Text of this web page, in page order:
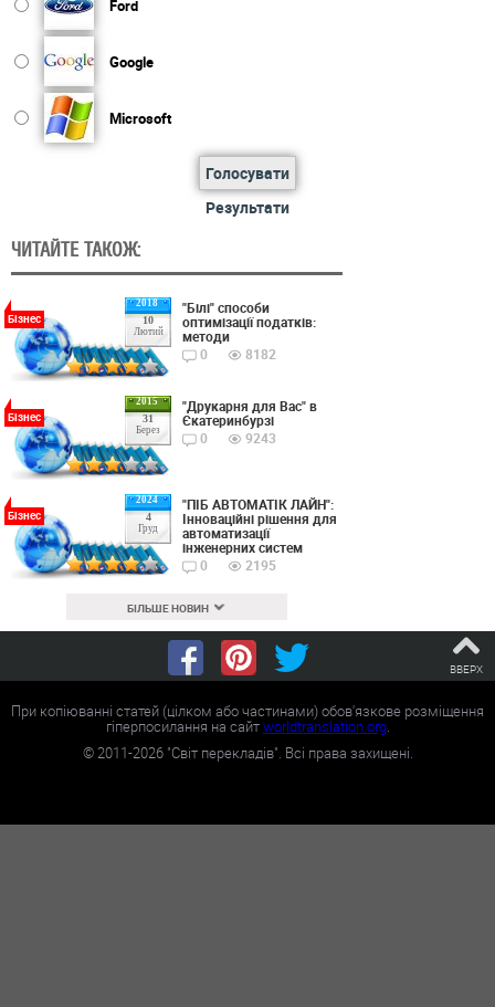
Ford
Google
Microsoft
Голосувати
Результати
ЧИТАЙТЕ ТАКОЖ:
2018
10
Лютий
Бізнес
"Білі" способи
оптимізації податків:
методи
0
8182
2015
31
Берез
Бізнес
"Друкарня для Вас" в
Єкатеринбурзі
0
9243
2024
4
Груд
Бізнес
"ПІБ АВТОМАТІК ЛАЙН":
Інноваційні рішення для
автоматизації
інженерних систем
0
2195
БІЛЬШЕ НОВИН
ВВЕРХ
При копіюванні статей (цілком або частинами) обов'язкове розміщення
гіперпосилання на сайтworldtranslation.org.
©2011-2026"Світ перекладів". Всі права захищені.